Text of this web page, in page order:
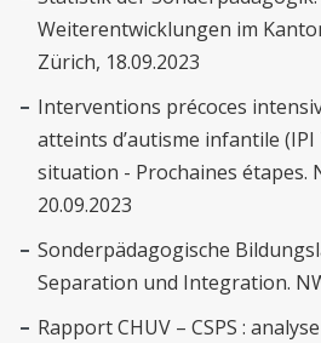
Weiterentwicklungen im
Zürich, 18.09.2023
Interventions précoces
atteints d’autisme infantile (IPI
situation - Prochaines étapes.
20.09.2023
Sonderpädagogische
Separation und Integration.
Rapport CHUV – CSPS :